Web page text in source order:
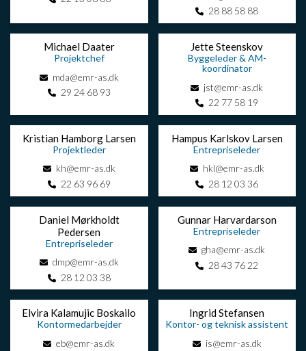
28 88 58 88
Michael Daater
Projektchef
mda@emr-as.dk
29 24 68 93
Jette Steenskov
Byggeleder & AM-
koordinator
jst@emr-as.dk
22 77 58 19
Kristian Hamborg Larsen
Projektleder
kh@emr-as.dk
22 63 96 69
Hampus Karlskov Larsen
Entrepriseleder
hkl@emr-as.dk
28 12 03 36
Daniel Mørkholdt
Pedersen
Entrepriseleder
dmp@emr-as.dk
28 12 03 38
Gunnar Harvardarson
Entrepriseleder
gha@emr-as.dk
28 43 76 22
Elvira Kalamujic Boskailo
Kontormedarbejder
eb@emr-as.dk
Ingrid Stefansen
Kontor- og teknisk assistent
is@emr-as.dk